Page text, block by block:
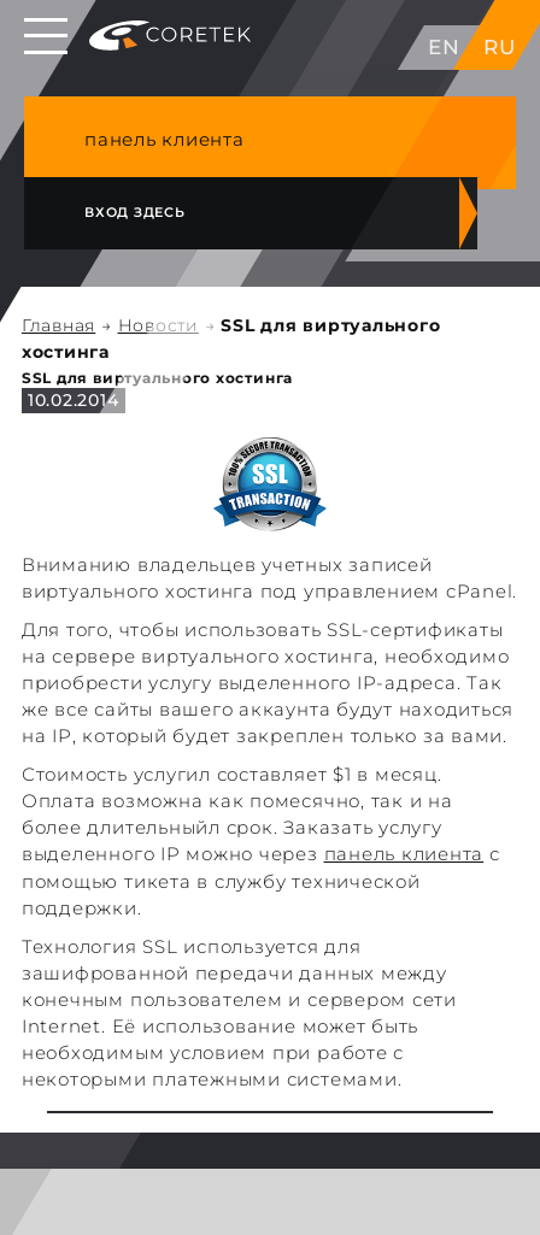
EN RU
Выделенные серверы в ЕС, Японии, ГК, США
NVME VPS & cPanel премиум хостинг в
панель клиента
ВХОД ЗДЕСЬ
Главная → Новости → SSL для виртуального
хостинга
SSL для виртуального хостинга
10.02.2014
Вниманию владельцев учетных записей
виртуального хостинга под управлением cPanel.
Для того, чтобы использовать SSL-сертификаты
на сервере виртуального хостинга, необходимо
приобрести услугу выделенного IP-адреса. Так
же все сайты вашего аккаунта будут находиться
на IP, который будет закреплен только за вами.
Стоимость услугил составляет $1 в месяц.
Оплата возможна как помесячно, так и на
более длительныйл срок. Заказать услугу
выделенного IP можно через панель клиента с
помощью тикета в службу технической
поддержки.
Технология SSL используется для
зашифрованной передачи данных между
конечным пользователем и сервером сети
Internet. Её использование может быть
необходимым условием при работе с
некоторыми платежными системами.